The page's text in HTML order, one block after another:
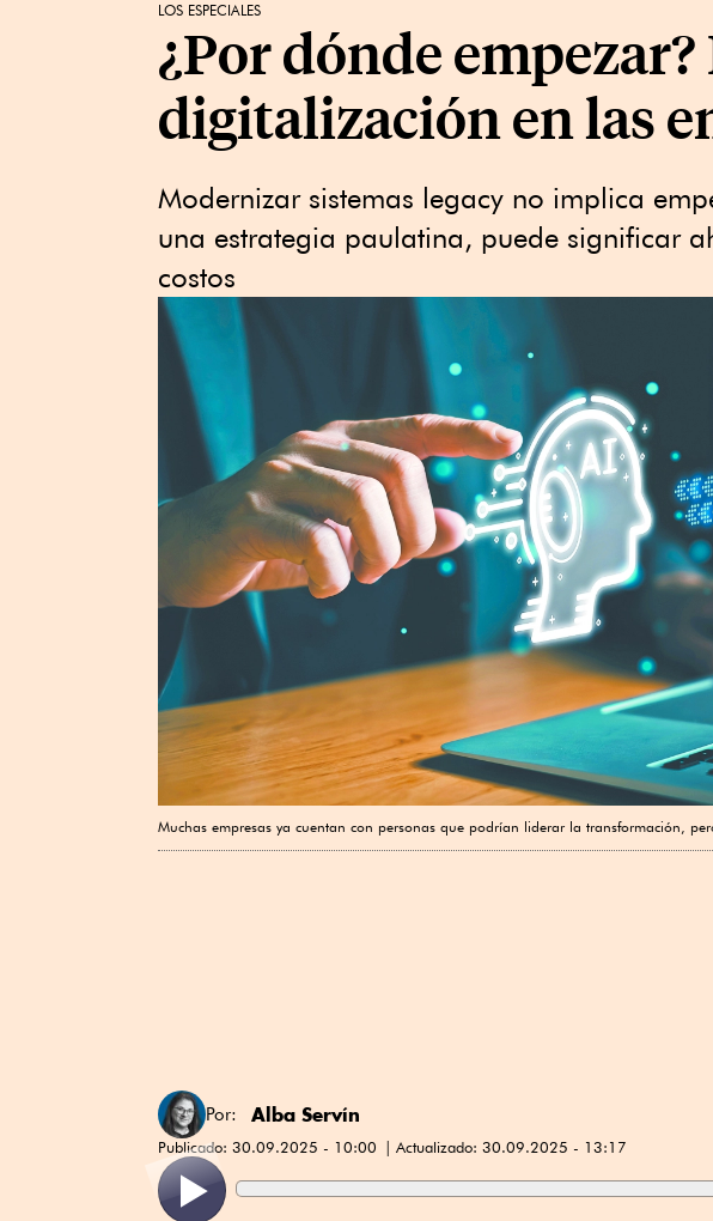
LOS ESPECIALES
¿Por dónde
digitalización en las
Modernizar sistemas legacy no implica
una estrategia paulatina, puede significar
costos
Muchas empresas ya cuentan con personas que podrían liderar la transformación,
Por: Alba Servín
Publicado: 30.09.2025 - 10:00 Actualizado: 30.09.2025 - 13:17